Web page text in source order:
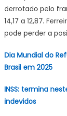
derrotado pelo
14,17 a 12,87.
pode perder a
Dia Mundial do
Brasil em 2025
INSS: termina
indevidos